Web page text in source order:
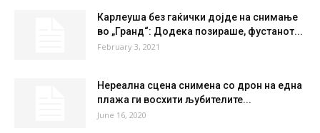
Карлеуша без гаќички дојде на снимање
во „Гранд“: Додека позираше, фустанот...
February 3, 2021
Нереална сцена снимена со дрон на една
плажа ги восхити љубителите...
June 16, 2020